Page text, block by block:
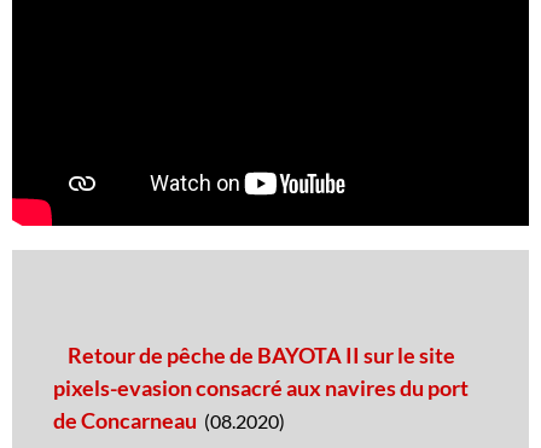
Retour de pêche de BAYOTA II sur le site
pixels-evasion consacré aux navires du port
de Concarneau (08.2020)